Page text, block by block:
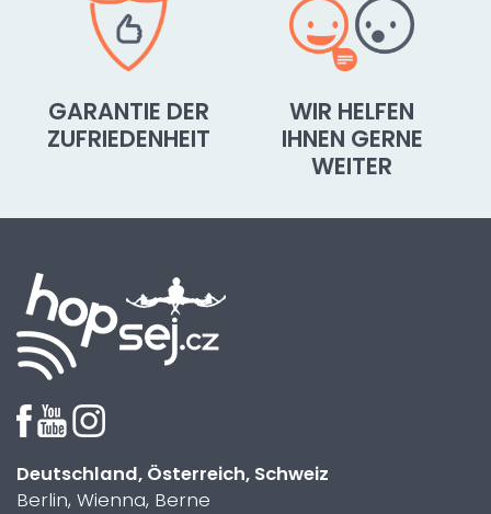
GARANTIE DER
ZUFRIEDENHEIT
WIR HELFEN
IHNEN GERNE
WEITER
Deutschland, Österreich, Schweiz
Berlin, Wienna, Berne